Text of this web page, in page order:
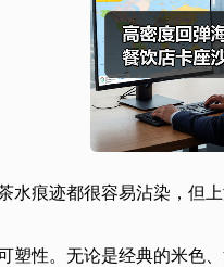
痕迹都很容易沾染，
塑性。无论是经典的米